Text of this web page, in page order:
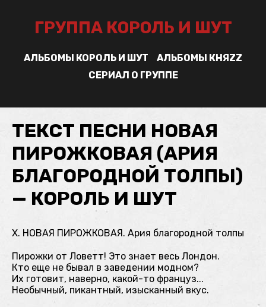
ГРУППА КОРОЛЬ И ШУТ
АЛЬБОМЫ КОРОЛЬ И ШУТ
АЛЬБОМЫ КНЯZZ
СЕРИАЛ О ГРУППЕ
ТЕКСТ ПЕСНИ НОВАЯ
ПИРОЖКОВАЯ (АРИЯ
БЛАГОРОДНОЙ ТОЛПЫ)
— КОРОЛЬ И ШУТ
X. НОВАЯ ПИРОЖКОВАЯ. Ария благородной толпы
Пирожки от Ловетт! Это знает весь Лондон.
Кто еще не бывал в заведении модном?
Их готовит, наверно, какой-то француз...
Необычный, пикантный, изысканный вкус.